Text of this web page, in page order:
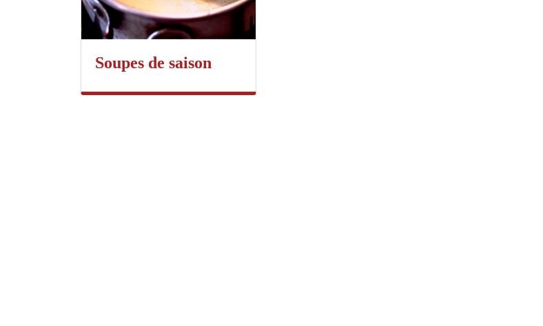
Soupes de saison